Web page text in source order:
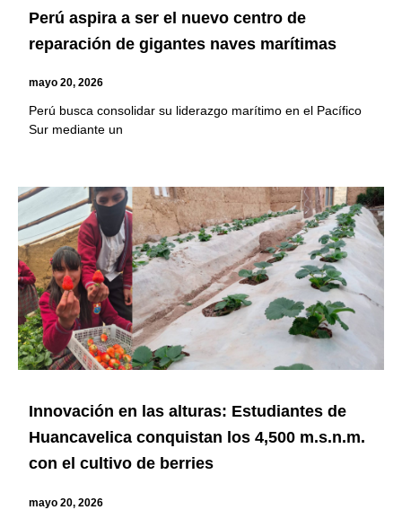
Perú aspira a ser el nuevo centro de
reparación de gigantes naves marítimas
mayo 20, 2026
Perú busca consolidar su liderazgo marítimo en el Pacífico
Sur mediante un
Innovación en las alturas: Estudiantes de
Huancavelica conquistan los 4,500 m.s.n.m.
con el cultivo de berries
mayo 20, 2026